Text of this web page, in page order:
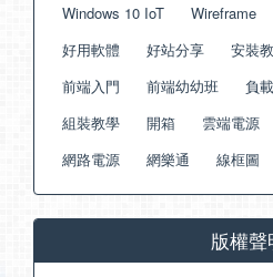
Windows 10 IoT
Wireframe
好用軟體
好站分享 安裝
前端入門
前端幼幼班 負
組裝教學
開箱 雲端電源
網路電源
網樂通 線框圖
版權聲